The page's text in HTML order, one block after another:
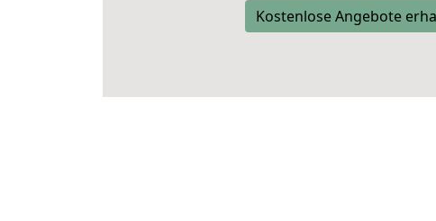
Kostenlose Angebote